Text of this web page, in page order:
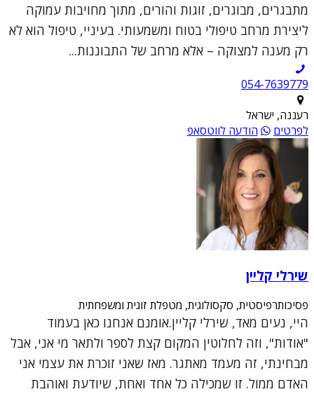
מתבגרים, מבוגרים, זוגות והורים, מתוך מחויבות עמוקה
ליצירת מרחב טיפולי בטוח ומשמעותי. בעיניי, טיפול הוא לא
רק מענה למצוקה – אלא מרחב של התבוננות...
054-7639779
רעננה, ישראל
לפרטים
הודעה לווטסאפ
שירלי קליין
פסיכותרפיסטית, סקסולוגית, מטפלת זוגית ומשפחתית
היי, נעים מאד, שירלי קליין.אומנם אנחנו כאן בעמוד
"אודות", וזה לחלוטין המקום קצת לספר ולתאר מי אני, אבל
מבחינתי, זה מעמד מאתגר. מאז שאני זוכרת את עצמי אני
האדם ממול. זו שמכילה כל אחד ואחת, שיודעת ואוהבת